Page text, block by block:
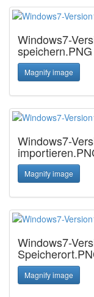
Windows7-
speichern.PNG
Magnify image
Windows7-
Magnify image
Windows7-
Magnify image